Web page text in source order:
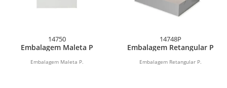
14750
Embalagem Maleta P
Embalagem Maleta P.
14748P
Embalagem Retangular P
Embalagem Retangular P.